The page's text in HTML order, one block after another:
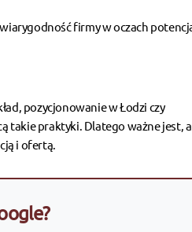
firmy w oczach
pozycjonowanie w Łodzi czy
takie praktyki. Dlatego ważne jest,
i ofertą.